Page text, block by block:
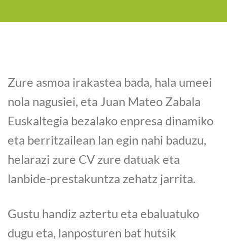
Zure asmoa irakastea bada, hala umeei
nola nagusiei, eta Juan Mateo Zabala
Euskaltegia bezalako enpresa dinamiko
eta berritzailean lan egin nahi baduzu,
helarazi zure CV zure datuak eta
lanbide-prestakuntza zehatz jarrita.
Gustu handiz aztertu eta ebaluatuko
dugu eta, lanposturen bat hutsik